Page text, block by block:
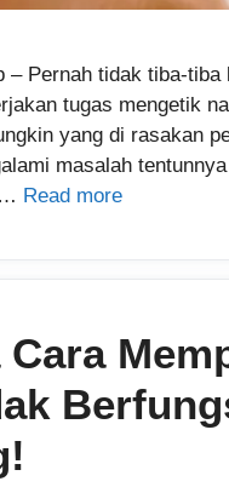
Pernah tidak tiba-
tugas mengetik
yang di rasakan
masalah
Read more